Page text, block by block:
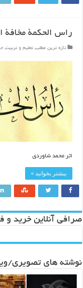
راس الحکمة مخافة
تازه ترین مطلب, تعلیم و تربیت,
اثر محمد شاوردی
بیشتر بخوانید »
صرافی آنلاین خرید و
نوشته های تصویری/